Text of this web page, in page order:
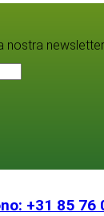
nostra
+31 85 76